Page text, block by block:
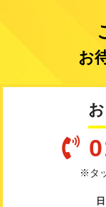
お
※タ